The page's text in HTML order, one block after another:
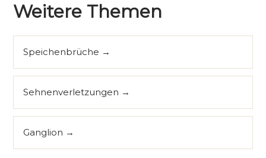
Weitere Themen
Speichenbrüche →
Sehnenverletzungen →
Ganglion →